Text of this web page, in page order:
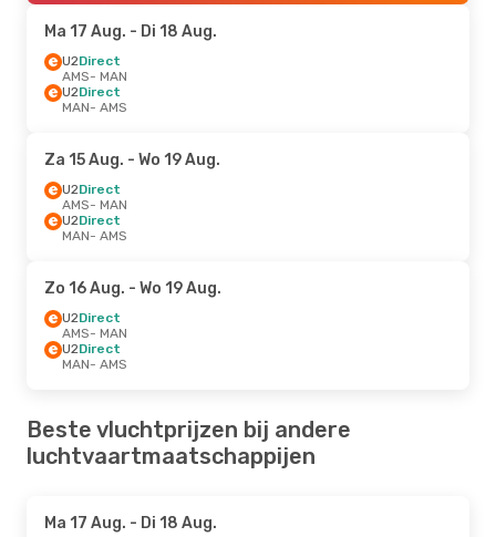
Ma 17 Aug. - Di 18 Aug.
U2Direct
AMS- MAN
U2Direct
MAN- AMS
Za 15 Aug. - Wo 19 Aug.
U2Direct
AMS- MAN
U2Direct
MAN- AMS
Zo 16 Aug. - Wo 19 Aug.
U2Direct
AMS- MAN
U2Direct
MAN- AMS
Beste vluchtprijzen bij andere
luchtvaartmaatschappijen
Ma 17 Aug. - Di 18 Aug.